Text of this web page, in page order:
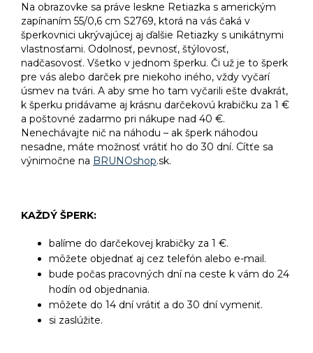
Na obrazovke sa práve leskne Retiazka s americkým
zapínaním 55/0,6 cm S2769, ktorá na vás čaká v
šperkovnici ukrývajúcej aj ďalšie Retiazky s unikátnymi
vlastnosťami. Odolnosť, pevnosť, štýlovosť,
nadčasovosť. Všetko v jednom šperku. Či už je to šperk
pre vás alebo darček pre niekoho iného, vždy vyčarí
úsmev na tvári. A aby sme ho tam vyčarili ešte dvakrát,
k šperku pridávame aj krásnu darčekovú krabičku za 1 €
a poštovné zadarmo pri nákupe nad 40 €.
Nenechávajte nič na náhodu – ak šperk náhodou
nesadne, máte možnosť vrátiť ho do 30 dní. Cítťe sa
výnimočne na BRUNOshop.sk.
KAŽDÝ ŠPERK:
balíme do darčekovej krabičky za 1 €.
môžete objednať aj cez telefón alebo e-mail.
bude počas pracovných dní na ceste k vám do 24
hodín od objednania.
môžete do 14 dní vrátiť a do 30 dní vymeniť.
si zaslúžite.